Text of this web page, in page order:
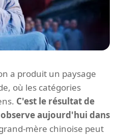
a produit un paysage
où les catégories
C'est le résultat de
aujourd'hui dans
mère chinoise peut